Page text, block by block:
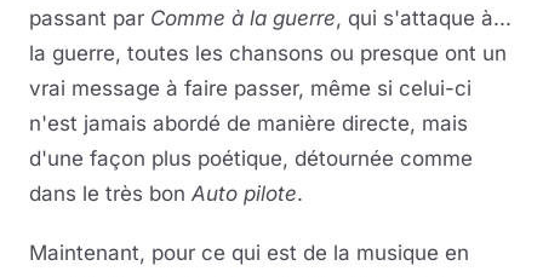
passant par Comme à la guerre, qui s'attaque à...
la guerre, toutes les chansons ou presque ont un
vrai message à faire passer, même si celui-ci
n'est jamais abordé de manière directe, mais
d'une façon plus poétique, détournée comme
dans le très bon Auto pilote.
Maintenant, pour ce qui est de la musique en